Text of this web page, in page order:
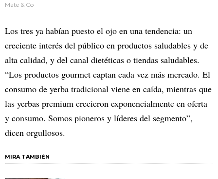
Mate & Co
Los tres ya habían puesto el ojo en una tendencia: un
creciente interés del público en productos saludables y de
alta calidad, y del canal dietéticas o tiendas saludables.
“Los productos gourmet captan cada vez más mercado. El
consumo de yerba tradicional viene en caída, mientras que
las yerbas premium crecieron exponencialmente en oferta
y consumo. Somos pioneros y líderes del segmento”,
dicen orgullosos.
MIRA TAMBIÉN